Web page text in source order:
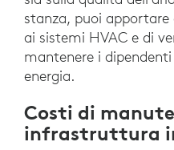
stanza, puoi
ai sistemi HVAC e di
mantenere i
energia.
Costi di
infrastruttura